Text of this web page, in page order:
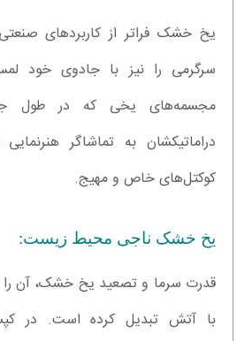
یخ خشک فراتر از کاربردهای
سرگرمی را نیز با جادوی خود
مجسمه‌های یخی که در طول
دراماتیکشان به تماشاگر
کوکتل‌های خاص و مهیج.
یخ خشک ناجی محیط زیست:
قدرت سرما و تصعید یخ خشک، آن را
با آتش تبدیل کرده است. در